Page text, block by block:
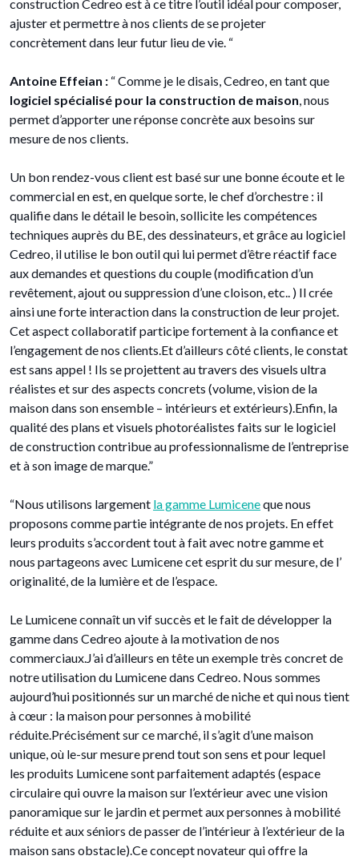
construction Cedreo est à ce titre l’outil idéal pour composer,
ajuster et permettre à nos clients de se projeter
concrètement dans leur futur lieu de vie. “
Antoine Effeian : “ Comme je le disais, Cedreo, en tant que
logiciel spécialisé pour la construction de maison, nous
permet d’apporter une réponse concrète aux besoins sur
mesure de nos clients.
Un bon rendez-vous client est basé sur une bonne écoute et le
commercial en est, en quelque sorte, le chef d’orchestre : il
qualifie dans le détail le besoin, sollicite les compétences
techniques auprès du BE, des dessinateurs, et grâce au logiciel
Cedreo, il utilise le bon outil qui lui permet d’être réactif face
aux demandes et questions du couple (modification d’un
revêtement, ajout ou suppression d’une cloison, etc.. ) Il crée
ainsi une forte interaction dans la construction de leur projet.
Cet aspect collaboratif participe fortement à la confiance et
l’engagement de nos clients.Et d’ailleurs côté clients, le constat
est sans appel ! Ils se projettent au travers des visuels ultra
réalistes et sur des aspects concrets (volume, vision de la
maison dans son ensemble – intérieurs et extérieurs).Enfin, la
qualité des plans et visuels photoréalistes faits sur le logiciel
de construction contribue au professionnalisme de l’entreprise
et à son image de marque.”
“Nous utilisons largement la gamme Lumiceneque nous
proposons comme partie intégrante de nos projets. En effet
leurs produits s’accordent tout à fait avec notre gamme et
nous partageons avec Lumicene cet esprit du sur mesure, de l’
originalité, de la lumière et de l’espace.
Le Lumicene connaît un vif succès et le fait de développer la
gamme dans Cedreo ajoute à la motivation de nos
commerciaux.J’ai d’ailleurs en tête un exemple très concret de
notre utilisation du Lumicene dans Cedreo. Nous sommes
aujourd’hui positionnés sur un marché de niche et qui nous tient
à cœur : la maison pour personnes à mobilité
réduite.Précisément sur ce marché, il s’agit d’une maison
unique, où le-sur mesure prend tout son sens et pour lequel
les produits Lumicene sont parfaitement adaptés (espace
circulaire qui ouvre la maison sur l’extérieur avec une vision
panoramique sur le jardin et permet aux personnes à mobilité
réduite et aux séniors de passer de l’intérieur à l’extérieur de la
maison sans obstacle).Ce concept novateur qui offre la